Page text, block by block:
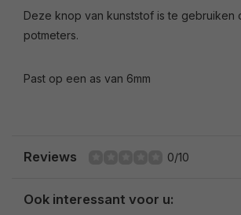
Deze knop van kunststof is te gebruiken
potmeters.
Past op een as van 6mm
Reviews 0/10
Ook interessant voor u: